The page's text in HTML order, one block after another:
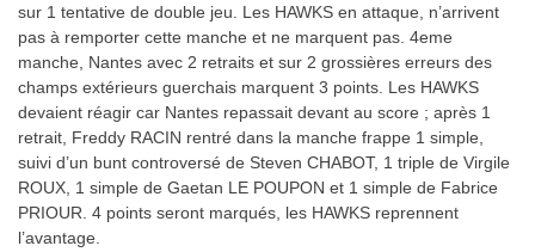
sur 1 tentative de double jeu. Les HAWKS en attaque, n’arrivent
pas à remporter cette manche et ne marquent pas. 4eme
manche, Nantes avec 2 retraits et sur 2 grossières erreurs des
champs extérieurs guerchais marquent 3 points. Les HAWKS
devaient réagir car Nantes repassait devant au score ; après 1
retrait, Freddy RACIN rentré dans la manche frappe 1 simple,
suivi d’un bunt controversé de Steven CHABOT, 1 triple de Virgile
ROUX, 1 simple de Gaetan LE POUPON et 1 simple de Fabrice
PRIOUR. 4 points seront marqués, les HAWKS reprennent
l’avantage.